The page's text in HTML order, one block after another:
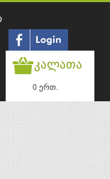
კალათა
0 ერთ.